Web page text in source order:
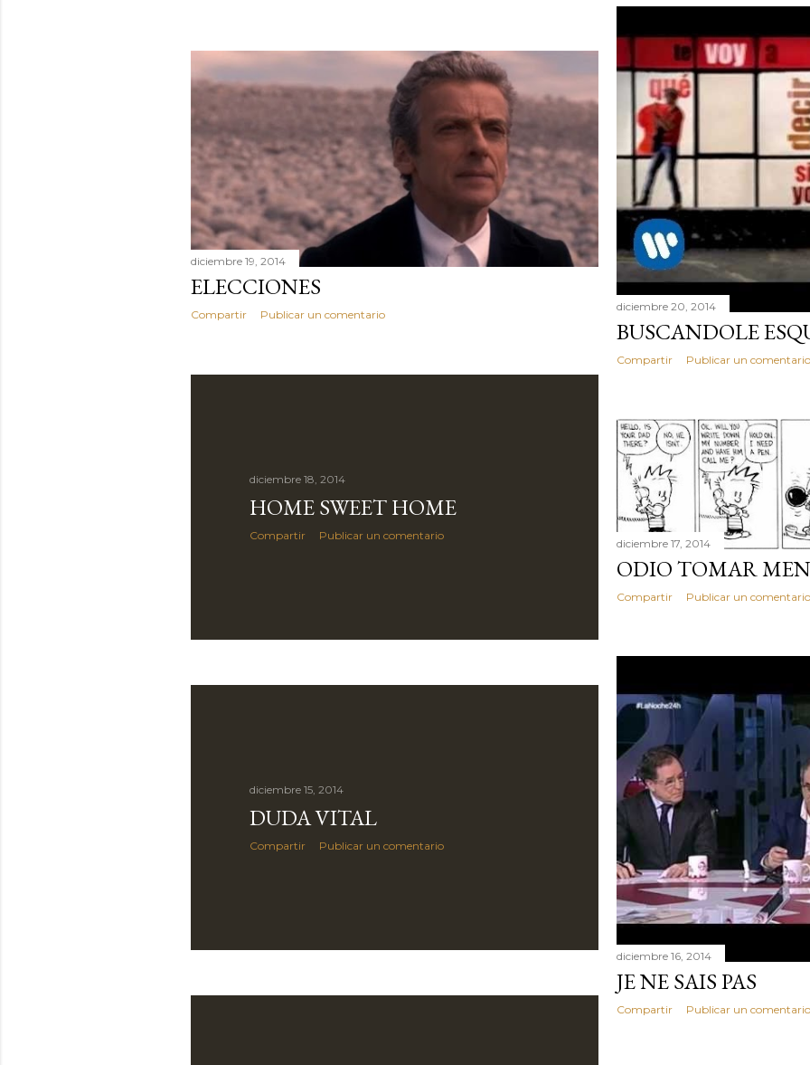
diciembre 20, 2014
BUSCANDOLE
Compartir Publicar un comentario
diciembre 19, 2014
ELECCIONES
Compartir Publicar un comentario
diciembre 18, 2014
HOME SWEET HOME
Compartir Publicar un comentario
diciembre 17, 2014
ODIO TOMAR
Compartir Publicar un comentario
diciembre 16, 2014
JE NE SAIS PAS
Compartir Publicar un comentario
diciembre 15, 2014
DUDA VITAL
Compartir Publicar un comentario